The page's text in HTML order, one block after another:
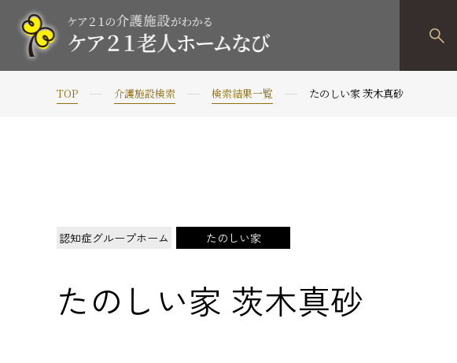
TOP 介護施設検索 検索結果一覧 たのしい家 茨木真砂
認知症グループホーム たのしい家
たのしい家 茨木真砂